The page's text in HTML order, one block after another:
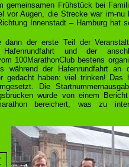
Frühstück bei
vor Augen, die Strecke war im-nu
Innenstadt – Hamburg hat
der erste Teil der
und der
100MarathonClub bestens
während der Hafenrundfahrt an
gedacht haben: viel trinken! Das
Die
wurde von einem
bereichert, was zu